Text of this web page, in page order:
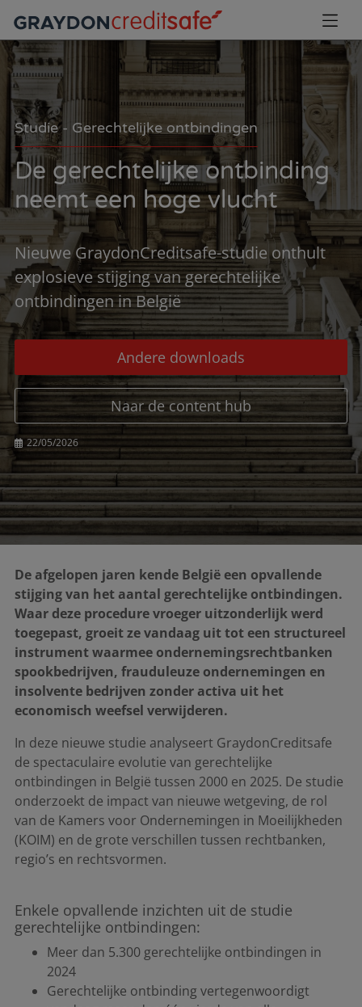
Studie - Gerechtelijke ontbindingen
De gerechtelijke ontbinding
neemt een hoge vlucht
Nieuwe GraydonCreditsafe-studie onthult
explosieve stijging van gerechtelijke
ontbindingen in België
Andere downloads
Naar de content hub
22/05/2026
De afgelopen jaren kende België een opvallende
stijging van het aantal gerechtelijke ontbindingen.
Waar deze procedure vroeger uitzonderlijk werd
toegepast, groeit ze vandaag uit tot een structureel
instrument waarmee ondernemingsrechtbanken
spookbedrijven, frauduleuze ondernemingen en
insolvente bedrijven zonder activa uit het
economisch weefsel verwijderen.
In deze nieuwe studie analyseert GraydonCreditsafe
de spectaculaire evolutie van gerechtelijke
ontbindingen in België tussen 2000 en 2025. De studie
onderzoekt de impact van nieuwe wetgeving, de rol
van de Kamers voor Ondernemingen in Moeilijkheden
(KOIM) en de grote verschillen tussen rechtbanken,
regio’s en rechtsvormen.
Enkele opvallende inzichten uit de studie
gerechtelijke ontbindingen:
Meer dan 5.300 gerechtelijke ontbindingen in
2024
Gerechtelijke ontbinding vertegenwoordigt